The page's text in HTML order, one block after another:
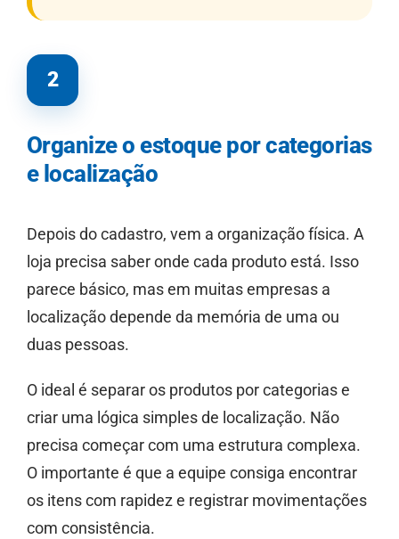
2
Organize o estoque por categorias
e localização
Depois do cadastro, vem a organização física. A
loja precisa saber onde cada produto está. Isso
parece básico, mas em muitas empresas a
localização depende da memória de uma ou
duas pessoas.
O ideal é separar os produtos por categorias e
criar uma lógica simples de localização. Não
precisa começar com uma estrutura complexa.
O importante é que a equipe consiga encontrar
os itens com rapidez e registrar movimentações
com consistência.